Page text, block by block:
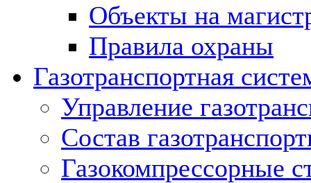
Объекты на
Правила охраны
Газотранспортная
Управление
Состав
Газокомпрессорные